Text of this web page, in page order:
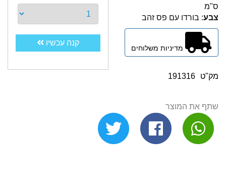
קנה עכשיו
ס"מ
צבע: בורדו עם פס זהב
מק"ט 191316
שתף את המוצר